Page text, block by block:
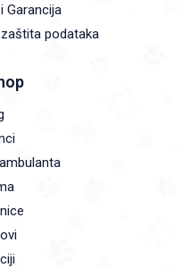
Garancija
podataka